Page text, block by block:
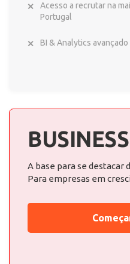
Acesso a recrutar na
Portugal
BI & Analytics avançado
BUSINESS
A base para se destacar
Para empresas em